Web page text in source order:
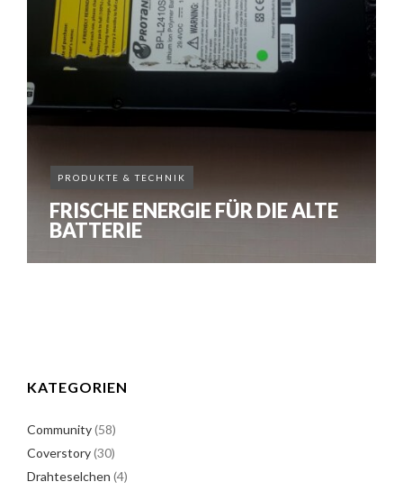
PRODUKTE & TECHNIK
FRISCHE ENERGIE FÜR DIE ALTE
BATTERIE
INFOGRAFIK POLITIK
3.220 EURO FÜR EIN
MENSCHENLEBEN
KATEGORIEN
Community(58)
Coverstory(30)
Drahteselchen (4)